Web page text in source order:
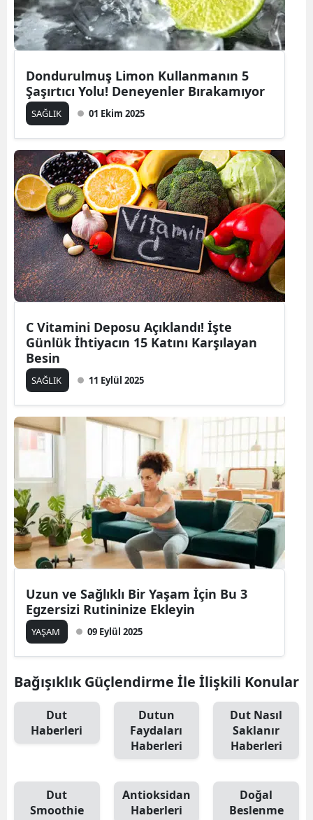
Dondurulmuş Limon Kullanmanın 5
Şaşırtıcı Yolu! Deneyenler Bırakamıyor
SAĞLIK 01 Ekim 2025
C Vitamini Deposu Açıklandı! İşte
Günlük İhtiyacın 15 Katını Karşılayan
Besin
SAĞLIK 11 Eylül 2025
Uzun ve Sağlıklı Bir Yaşam İçin Bu 3
Egzersizi Rutininize Ekleyin
YAŞAM 09 Eylül 2025
Bağışıklık Güçlendirme İle İlişkili Konular
Dut
Haberleri
Dutun
Faydaları
Haberleri
Dut Nasıl
Saklanır
Haberleri
Dut
Smoothie
Antioksidan
Haberleri
Doğal
Beslenme